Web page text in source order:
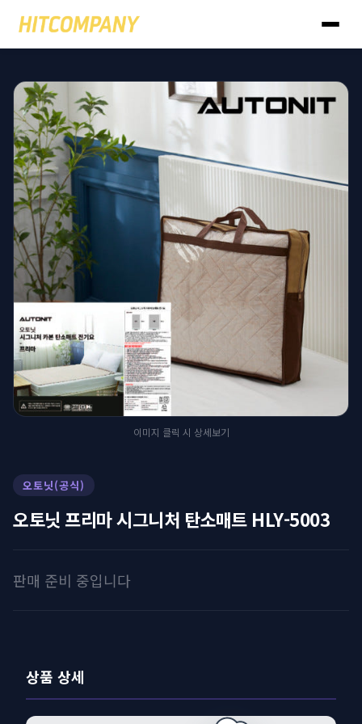
이미지 클릭 시 상세보기
오토닛(공식)
오토닛 프리마 시그니처 탄소매트 HLY-5003
판매 준비 중입니다
상품 상세